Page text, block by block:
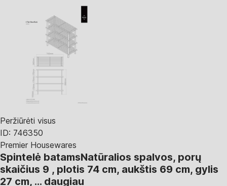
Peržiūrėti visus
ID: 746350
Premier Housewares
Spintelė batamsNatūralios spalvos, porų
skaičius 9 , plotis 74 cm, aukštis 69 cm, gylis
27 cm, … daugiau